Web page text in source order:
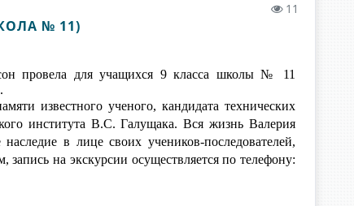
11
№ 11)
провела для учащихся 9 класса школы № 11
известного ученого, кандидата технических
института В.С. Галущака. Вся жизнь Валерия
в лице своих учеников-последователей,
запись на экскурсии осуществляется по телефону: